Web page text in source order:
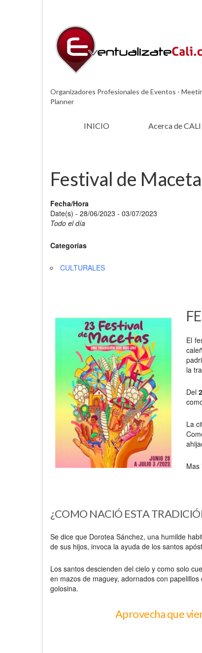
Organizadores Profesionales de Eventos -
Planner
INICIO Acerca de CALI
Festival de
Fecha/Hora
Date(s) - 28/06/2023 - 03/07/2023
Todo el día
Categorías
CULTURALES
El
la
Del
La
Mas
¿COMO NACIÓ ESTA
Se dice que Dorotea Sánchez, una humilde
de sus hijos, invoca la ayuda de los santos
Los santos descienden del cielo y como solo
en mazos de maguey, adornados con
golosina.
Aprovecha que